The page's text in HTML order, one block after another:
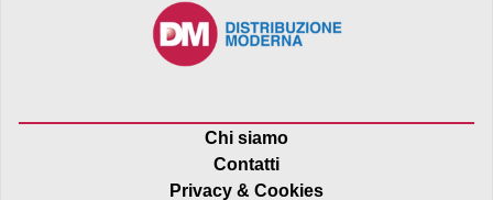
Chi siamo
Contatti
Privacy & Cookies